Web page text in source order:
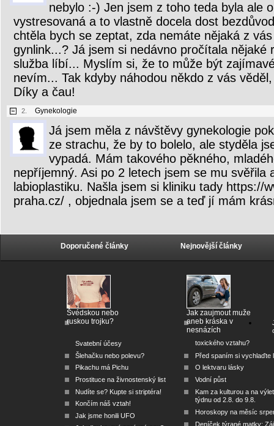
nebylo :-) Jen jsem z toho teda byla ale
vystresovaná a to vlastně docela dost
chtěla bych se zeptat, zda nemáte nějaká z
gynlink...? Já jsem si nedávno pročítala nějaké
služba líbí... Myslím si, že to může být
nevím... Tak kdyby náhodou někdo z vás
Díky a čau!
2. Gynekologie
Já jsem měla z návštěvy gynekologie
ze strachu, že by to bolelo, ale styděla
vypadá. Mám takového pěkného,
nepříjemný. Asi po 2 letech jsem se mu svěřila
labioplastiku. Našla jsem si kliniku tady https://
praha.cz/ , objednala jsem se a teď jí mám
Doporučené články
Švédskou nebo
ruskou trojku?
Svatební účesy
Šlehačku nebo polevu?
Pikachu má Pichu
Prostituce na živnostenský list
Nudíte se? Kupte si striptéra!
Končím náš vztah!
Jak jsme honili UFO
Nejnovější články
Jak zaujmout muže
aneb kráska v
nesnázích
toxického vztahu?
Před spaním si vychlaďte
O lektvaru lásky
Vodní půst
Kam za kulturou a na
týdnu od 2.8. do 9.8.
Horoskopy na měsíc
Deníček týrané matky: